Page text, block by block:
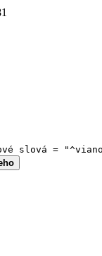
slová =